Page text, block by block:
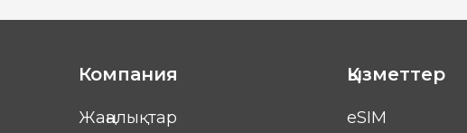
Компания
Жаңалықтар
Қызметтер
eSIM